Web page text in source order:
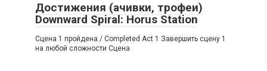
Достижения (ачивки, трофеи)
Downward Spiral: Horus Station
Сцена 1 пройдена / Completed Act 1 Завершить сцену 1
на любой сложности Сцена